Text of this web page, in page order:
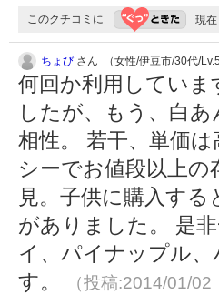
このクチコミに 現在
ちょび さん （女性/伊豆市/30代/Lv.5
何回か利用してい
したが、もう、白
相性。 若干、単価
シーでお値段以上の
見。子供に購入す
がありました。 是
イ、パイナップル
す。
（投稿:2014/01/